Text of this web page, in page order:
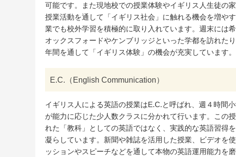
可能です。また現地校での授業体験やイギリス人生徒の
授業活動を通して「イギリス社会」に触れる機会を増や
業でも校外学習を積極的に取り入れています。週末には
オックスフォードやケンブリッジといった学都を訪れた
年間を通して「イギリス体験」の機会が充実しています。
E.C.（English Communication）
イギリス人による英語の授業はE.C.と呼ばれ、週４時間
が能力に応じた少人数クラスに分かれて行います。この
れた「教科」としての英語ではなく、実践的な英語習得
凝らしています。新聞や雑誌を活用した授業、ビデオを
ッションやスピーチなどを通して本物の英語運用能力を磨